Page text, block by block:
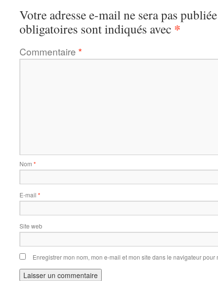
Votre adresse e-mail ne sera pas
obligatoires sont indiqués avec *
Commentaire *
Nom *
E-mail *
Site web
Enregistrer mon nom, mon e-mail et mon site dans le navigateur